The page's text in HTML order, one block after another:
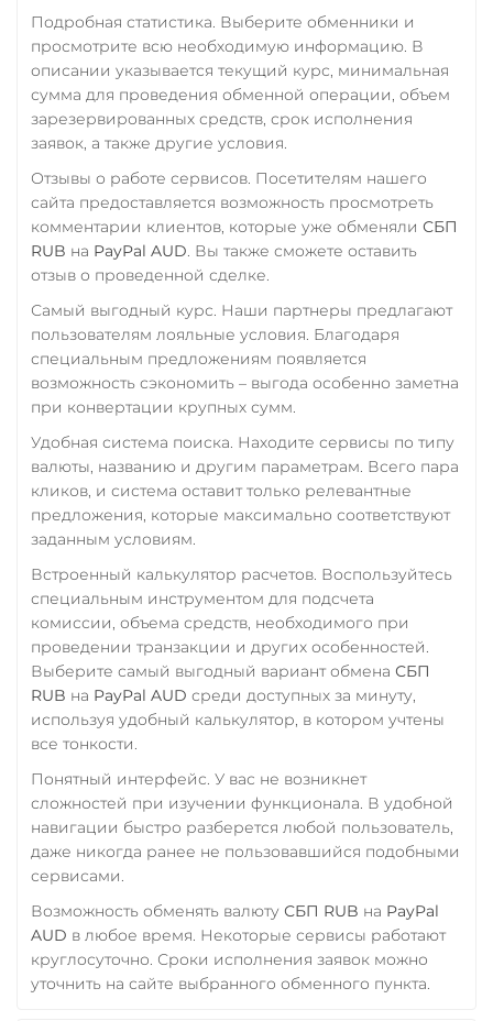
RONIN
NEAR
Utopia USD (UUSD)
VeChain (VET)
Wrapped Bitcoin (WBTC)
ERC20 AVAXC
Wrapped Ethereum (WETH)
ERC20 AVAXC
BASE
CRO
RONIN
Yearn.finance (YFI)
Zcash (ZEC)
Zilliqa (ZIL)
Utopia USD (UUSD)
VeChain (VET)
Verge (XVG)
Wrapped Bitcoin (WBTC)
ERC20
Yearn.finance (YFI)
Россельхоз банк RUB
Русский Стандарт RUB
Сбербанк
RUB
Счет ИП/ООО
Тинькофф
УкрСиббанк UAH
Фридом Банк KZT
Элкарт KGS
Подробная статистика. Выберите обменники и
просмотрите всю необходимую информацию. В
описании указывается текущий курс, минимальная
сумма для проведения обменной операции, объем
зарезервированных средств, срок исполнения
заявок, а также другие условия.
Отзывы о работе сервисов. Посетителям нашего
сайта предоставляется возможность просмотреть
комментарии клиентов, которые уже обменяли СБП
RUB на PayPal AUD. Вы также сможете оставить
отзыв о проведенной сделке.
Самый выгодный курс. Наши партнеры предлагают
пользователям лояльные условия. Благодаря
специальным предложениям появляется
возможность сэкономить – выгода особенно заметна
при конвертации крупных сумм.
Удобная система поиска. Находите сервисы по типу
валюты, названию и другим параметрам. Всего пара
кликов, и система оставит только релевантные
предложения, которые максимально соответствуют
заданным условиям.
Встроенный калькулятор расчетов. Воспользуйтесь
специальным инструментом для подсчета
комиссии, объема средств, необходимого при
проведении транзакции и других особенностей.
Выберите самый выгодный вариант обмена СБП
RUB на PayPal AUD среди доступных за минуту,
используя удобный калькулятор, в котором учтены
все тонкости.
Понятный интерфейс. У вас не возникнет
сложностей при изучении функционала. В удобной
навигации быстро разберется любой пользователь,
даже никогда ранее не пользовавшийся подобными
сервисами.
Возможность обменять валюту СБП RUB на PayPal
AUD в любое время. Некоторые сервисы работают
круглосуточно. Сроки исполнения заявок можно
уточнить на сайте выбранного обменного пункта.